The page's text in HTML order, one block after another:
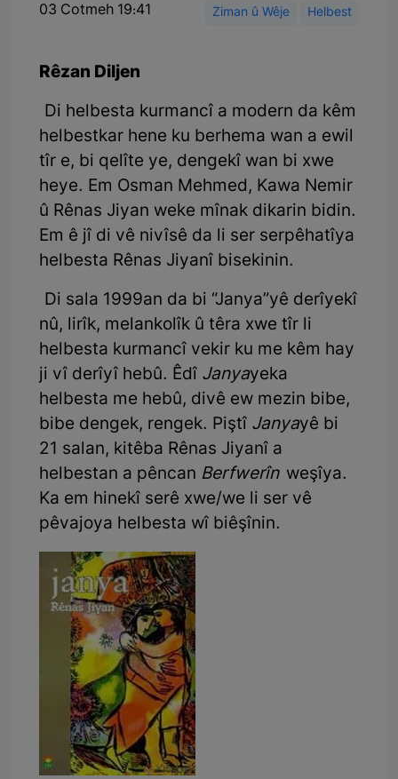
03 Cotmeh 19:41 Ziman û Wêje Helbest
Rêzan Diljen
Di helbesta kurmancî a modern da kêm
helbestkar hene ku berhema wan a ewil
tîr e, bi qelîte ye, dengekî wan bi xwe
heye. Em Osman Mehmed, Kawa Nemir
û Rênas Jiyan weke mînak dikarin bidin.
Em ê jî di vê nivîsê da li ser serpêhatîya
helbesta Rênas Jiyanî bisekinin.
Di sala 1999an da bi “Janya”yê derîyekî
nû, lirîk, melankolîk û têra xwe tîr li
helbesta kurmancî vekir ku me kêm hay
ji vî derîyî hebû. Êdî Janyayeka
helbesta me hebû, divê ew mezin bibe,
bibe dengek, rengek. Piştî Janyayê bi
21 salan, kitêba Rênas Jiyanî a
helbestan a pêncan Berfwerînweşîya.
Ka em hinekî serê xwe/we li ser vê
pêvajoya helbesta wî biêşînin.